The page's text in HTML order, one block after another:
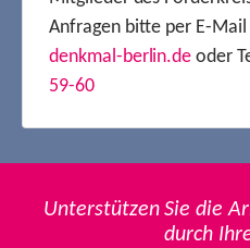
Anfragen bitte per E-Mail
denkmal-berlin.de oder
59-60
Unterstützen Sie die
durch